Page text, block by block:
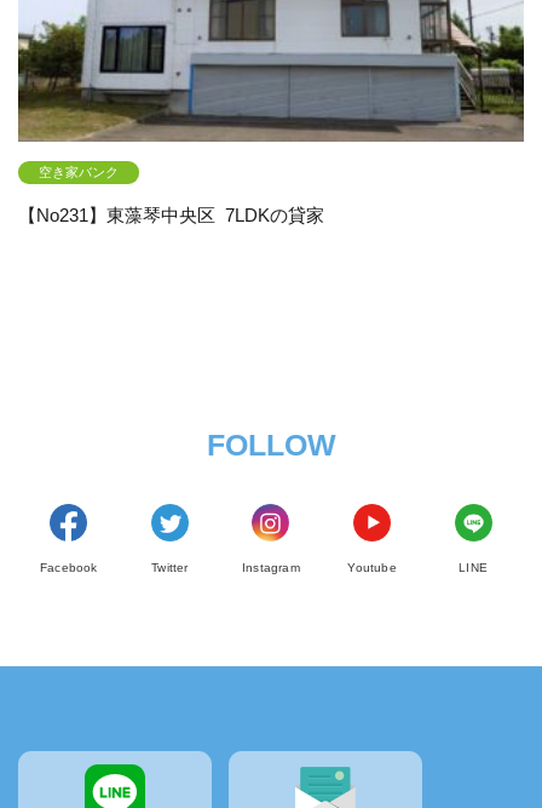
空き家バンク
【No231】東藻琴中央区 7LDKの貸家
FOLLOW
Facebook Twitter Instagram Youtube LINE